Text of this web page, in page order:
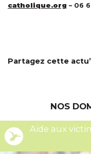
NOS
Aide aux
catholique.org – 06
Partagez cette actu’